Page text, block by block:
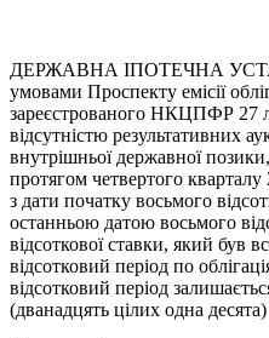
ДЕРЖАВНА ІПОТЕЧНА
умовами Проспекту емісії
зареєстрованого НКЦПФР 27
відсутністю результативних
внутрішньої державної
протягом четвертого
з дати початку восьмого
останньою датою восьмого
відсоткової ставки, який був
відсотковий період по
відсотковий період
(дванадцять цілих одна